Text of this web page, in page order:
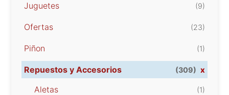
Juguetes (9)
Ofertas (23)
Piñon (1)
Repuestos y Accesorios (309) x
Aletas (1)